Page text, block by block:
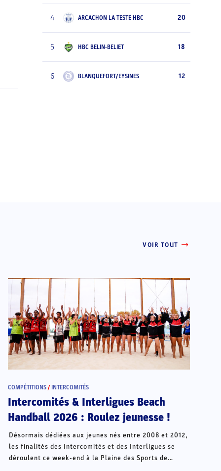
4 ARCACHON LA TESTE HBC 20
5 HBC BELIN-BELIET 18
6 BLANQUEFORT/EYSINES 12
VOIR TOUT
COMPÉTITIONS / INTERCOMITÉS
Intercomités & Interligues Beach
Handball 2026 : Roulez jeunesse !
Désormais dédiées aux jeunes nés entre 2008 et 2012,
les finalités des Intercomités et des Interligues se
déroulent ce week-end à la Plaine des Sports de